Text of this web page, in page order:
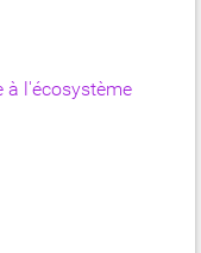
à l'écosystème